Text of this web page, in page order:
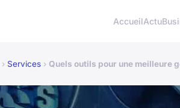
AccueilActu
› Services › Quels outils pour une meilleure